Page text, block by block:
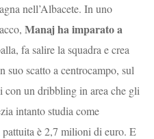
nell’Albacete. In uno
Manaj ha imparato a
fa salire la squadra e crea
scatto a centrocampo, sul
un dribbling in area che gli
intanto studia come
è 2,7 milioni di euro. E